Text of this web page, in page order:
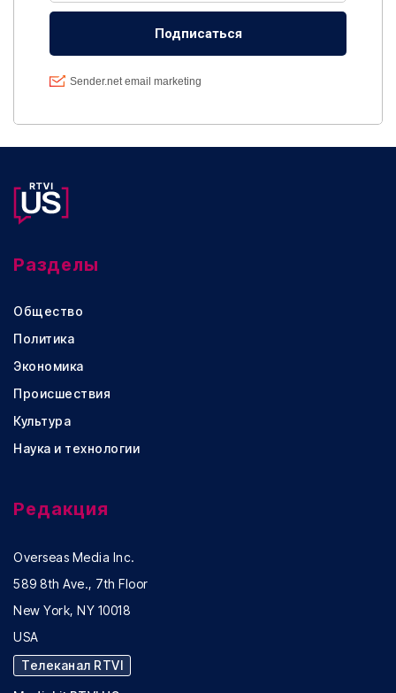
Разделы
Общество
Политика
Экономика
Происшествия
Культура
Наука и технологии
Редакция
Overseas Media Inc.
589 8th Ave., 7th Floor
New York, NY 10018
USA
Телеканал RTVI